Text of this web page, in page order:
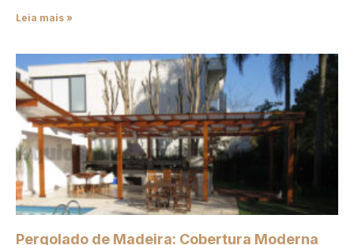
Leia mais »
Pergolado de Madeira: Cobertura Moderna